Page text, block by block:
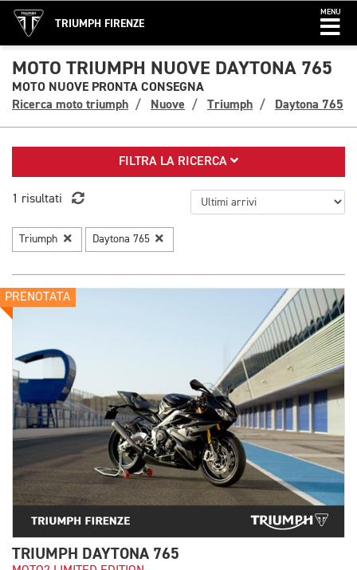
TRIUMPH FIRENZE
MENU
MOTO TRIUMPH NUOVE DAYTONA 765
MOTO NUOVE PRONTA CONSEGNA
Ricerca moto triumph
Nuove Triumph Daytona 765
FILTRA LA RICERCA
1 risultati
Triumph Daytona 765
PRENOTATA
TRIUMPH DAYTONA 765